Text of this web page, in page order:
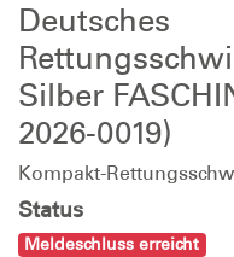
Deutsches
Silber
2026-0019)
Kompakt-
Status
Meldeschluss erreicht